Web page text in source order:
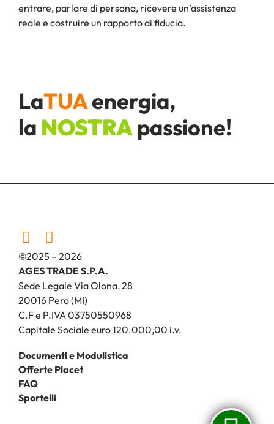
entrare, parlare di persona, ricevere un’assistenza
reale e costruire un rapporto di fiducia.
LaTUAenergia,
la NOSTRA passione!
©2025 – 2026
AGES TRADE S.P.A.
Sede Legale Via Olona, 28
20016 Pero (MI)
C.F e P.IVA 03750550968
Capitale Sociale euro 120.000,00 i.v.
Documenti e Modulistica
Offerte Placet
FAQ
Sportelli